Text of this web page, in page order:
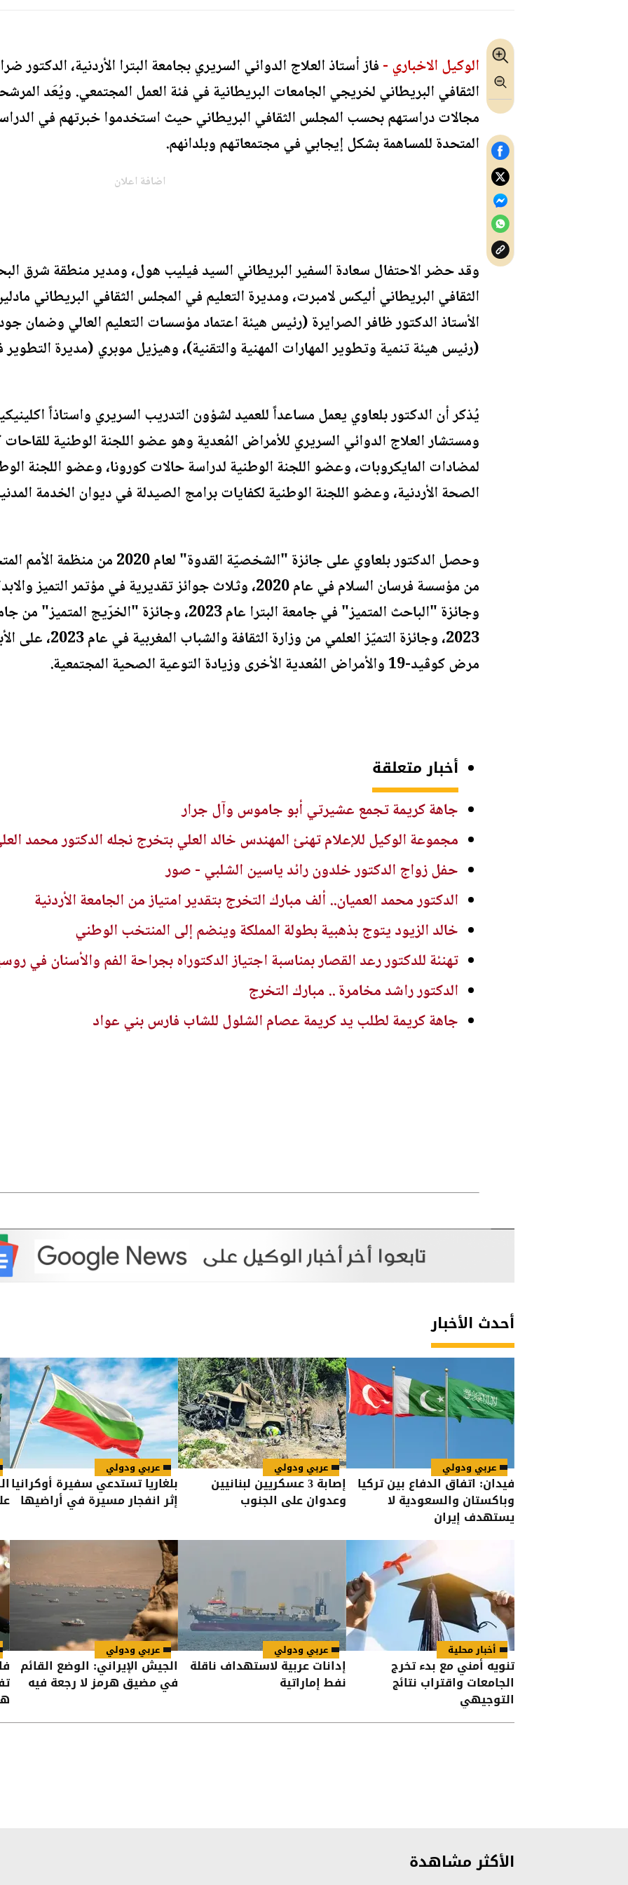
الوكيل الاخباري -فاز أستاذ العلاج الدوائي السريري بجامعة البترا الأردنية،
الثقافي البريطاني لخريجي الجامعات البريطانية في فئة العمل المجتمعي. ويُعَد
مجالات دراستهم بحسب المجلس الثقافي البريطاني حيث استخدموا خبرتهم في
المتحدة للمساهمة بشكل إيجابي في مجتمعاتهم وبلدانهم.
اضافة اعلان
وقد حضر الاحتفال سعادة السفير البريطاني السيد فيليب هول، ومدير منطقة شرق
الثقافي البريطاني أليكس لامبرت، ومديرة التعليم في المجلس الثقافي البريطاني
الأستاذ الدكتور ظافر الصرايرة (رئيس هيئة اعتماد مؤسسات التعليم العالي وضمان
(رئيس هيئة تنمية وتطوير المهارات المهنية والتقنية)، وهيزيل موبري (مديرة
يُذكر أن الدكتور بلعاوي يعمل مساعداً للعميد لشؤون التدريب السريري واستاذاً
ومستشار العلاج الدوائي السريري للأمراض المُعدية وهو عضو اللجنة الوطنية
لمضادات المايكروبات، وعضو اللجنة الوطنية لدراسة حالات كورونا، وعضو اللجنة
الصحة الأردنية، وعضو اللجنة الوطنية لكفايات برامج الصيدلة في ديوان الخدمة
وحصل الدكتور بلعاوي على جائزة
وجائزة "الباحث المتميز" في جامعة البترا عام 2023،
2023، وجائزة التميّز
مرض كوڤيد-19 والأمراض المُعدية الأخرى وزيادة التوعية الصحية المجتمعية.
أخبار متعلقة
جاهة كريمة تجمع عشيرتي أبو جاموس وآل جرار
مجموعة الوكيل للإعلام تهنئ المهندس خالد العلي بتخرج نجله الدكتور محمد
حفل زواج الدكتور خلدون رائد ياسين الشلبي - صور
الدكتور محمد العميان.. ألف مبارك التخرج بتقدير امتياز من الجامعة الأردنية
خالد الزيود يتوج بذهبية بطولة المملكة وينضم إلى المنتخب الوطني
تهنئة للدكتور رعد القصار بمناسبة اجتياز الدكتوراه بجراحة الفم والأسنان في
الدكتور راشد مخامرة .. مبارك التخرج
جاهة كريمة لطلب يد كريمة عصام الشلول للشاب فارس بني عواد
أحدث الأخبار
عربي ودولي
فيدان: اتفاق الدفاع بين تركيا
وباكستان والسعودية لا
يستهدف إيران
عربي ودولي
إصابة 3 عسكريين لبنانيين
وعدوان على الجنوب
عربي ودولي
بلغاريا تستدعي سفيرة أوكرانيا
إثر انفجار مسيرة في أراضيها
أخبار محلية
تنويه أمني مع بدء تخرج
الجامعات واقتراب نتائج
التوجيهي
عربي ودولي
إدانات عربية لاستهداف ناقلة
نفط إماراتية
عربي ودولي
الجيش الإيراني: الوضع القائم
في مضيق هرمز لا رجعة فيه
الأكثر مشاهدة